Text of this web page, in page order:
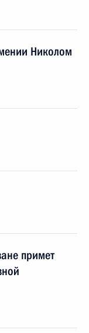
Николом
примет